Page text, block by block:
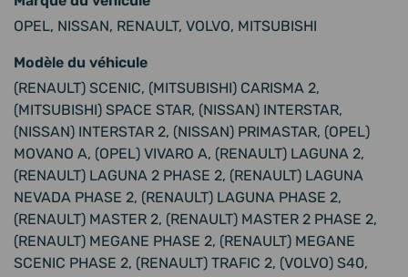
OPEL, NISSAN, RENAULT, VOLVO, MITSUBISHI
Modèle du véhicule
(RENAULT) SCENIC, (MITSUBISHI) CARISMA 2,
(MITSUBISHI) SPACE STAR, (NISSAN) INTERSTAR,
(NISSAN) INTERSTAR 2, (NISSAN) PRIMASTAR, (OPEL)
MOVANO A, (OPEL) VIVARO A, (RENAULT) LAGUNA 2,
(RENAULT) LAGUNA 2 PHASE 2, (RENAULT) LAGUNA
NEVADA PHASE 2, (RENAULT) LAGUNA PHASE 2,
(RENAULT) MASTER 2, (RENAULT) MASTER 2 PHASE 2,
(RENAULT) MEGANE PHASE 2, (RENAULT) MEGANE
SCENIC PHASE 2, (RENAULT) TRAFIC 2, (VOLVO) S40,